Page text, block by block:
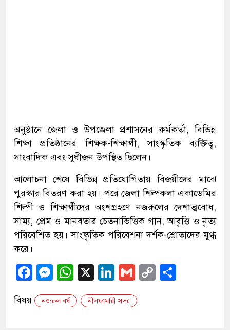
অনুষ্ঠানে জেলা ও উপজেলা প্রশাসনের কর্মকর্তা, বিভিন্ন
শিক্ষা প্রতিষ্ঠানের শিক্ষক-শিক্ষার্থী, সাংস্কৃতিক ব্যক্তিত্ব,
সাংবাদিক এবং সুধীজন উপস্থিত ছিলেন।
আলোচনা শেষে বিভিন্ন প্রতিযোগিতায় বিজয়ীদের মাঝে
পুরস্কার বিতরণ করা হয়। পরে জেলা শিল্পকলা একাডেমির
শিল্পী ও শিক্ষার্থীদের অংশগ্রহণে নজরুলের দেশাত্মবোধ,
সাম্য, প্রেম ও মানবতার চেতনাভিত্তিক গান, আবৃত্তি ও নৃত্য
পরিবেশিত হয়। সাংস্কৃতিক পরিবেশনা দর্শক-শ্রোতাদের মুগ্ধ
করে।
Facebook
Messenger
WhatsApp
X LinkedIn
Gmail
Copy
বিষয় নজরুল বর্ষ নীলফামারী সদর